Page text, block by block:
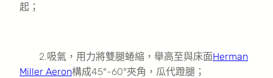
起；
2.吸氣，用力將雙腿蜷縮，舉高至與床面Herman
Miller Aeron構成45°-60°夾角，瓜代蹬腿；